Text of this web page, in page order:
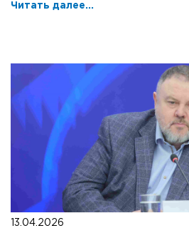
Читать далее...
13.04.2026